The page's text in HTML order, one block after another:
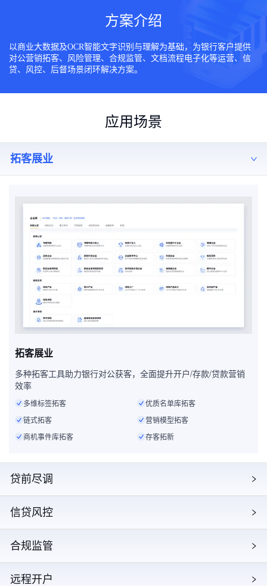
方案介绍
以商业大数据及OCR智能文字识别与理解为基础，为银行客户提供
对公营销拓客、风险管理、合规监管、文档流程电子化等运营、信
贷、风控、后督场景闭环解决方案。
应用场景
拓客展业
拓客展业
多种拓客工具助力银行对公获客，全面提升开户/存款/贷款营销
效率
多维标签拓客
优质名单库拓客
链式拓客
营销模型拓客
商机事件库拓客
存客拓新
贷前尽调
信贷风控
合规监管
远程开户